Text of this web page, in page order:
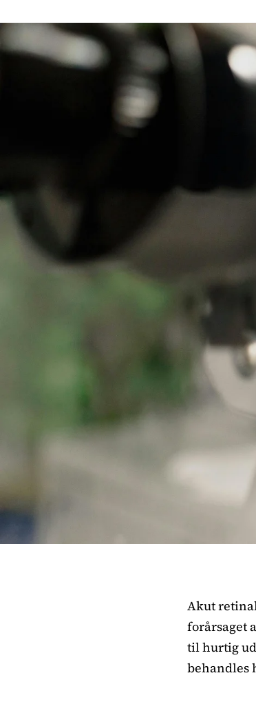
Akut
forårsaget
til hurtig
behandles